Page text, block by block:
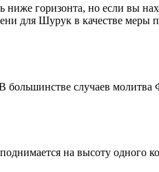
ниже горизонта, но если вы
для Шурук в качестве меры
большинстве случаев
на высоту одного